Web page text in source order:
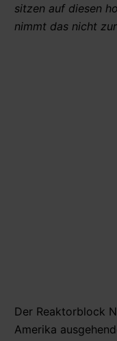
sitzen auf diesen
nimmt das nicht zur
Der Reaktorblock
Amerika